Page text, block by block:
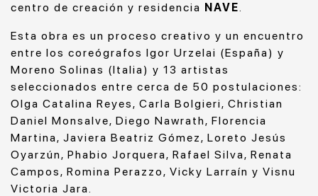
centro de creación y residencia NAVE.
Esta obra es un proceso creativo y un encuentro
entre los coreógrafos Igor Urzelai (España) y
Moreno Solinas (Italia) y 13 artistas
seleccionados entre cerca de 50 postulaciones:
Olga Catalina Reyes, Carla Bolgieri, Christian
Daniel Monsalve, Diego Nawrath, Florencia
Martina, Javiera Beatriz Gómez, Loreto Jesús
Oyarzún, Phabio Jorquera, Rafael Silva, Renata
Campos, Romina Perazzo, Vicky Larraín y Visnu
Victoria Jara.